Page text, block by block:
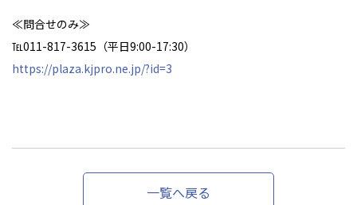
≪問合せのみ≫
℡011-817-3615（平日9:00-17:30）
https://plaza.kjpro.ne.jp/?id=3
一覧へ戻る